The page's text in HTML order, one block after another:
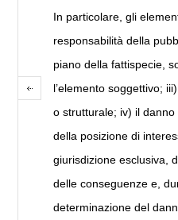
In particolare, gli
responsabilità della
piano della fattispecie,
l’elemento soggettivo;
o strutturale; iv) il
della posizione di
giurisdizione esclusiva,
delle conseguenze e,
determinazione del